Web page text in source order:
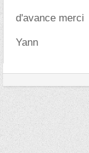
d'avance merci
Yann